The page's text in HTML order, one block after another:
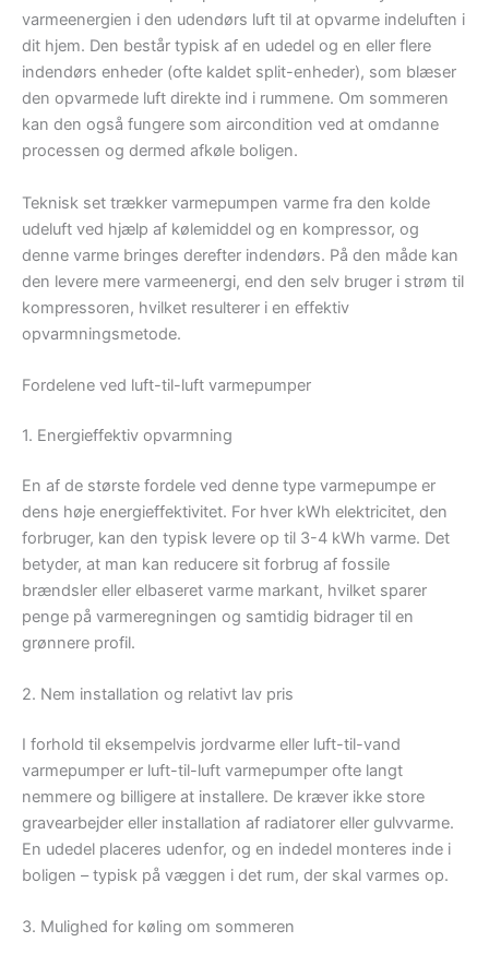
varmeenergien i den udendørs luft til at opvarme indeluften i
dit hjem. Den består typisk af en udedel og en eller flere
indendørs enheder (ofte kaldet split-enheder), som blæser
den opvarmede luft direkte ind i rummene. Om sommeren
kan den også fungere som aircondition ved at omdanne
processen og dermed afkøle boligen.
Teknisk set trækker varmepumpen varme fra den kolde
udeluft ved hjælp af kølemiddel og en kompressor, og
denne varme bringes derefter indendørs. På den måde kan
den levere mere varmeenergi, end den selv bruger i strøm til
kompressoren, hvilket resulterer i en effektiv
opvarmningsmetode.
Fordelene ved luft-til-luft varmepumper
1. Energieffektiv opvarmning
En af de største fordele ved denne type varmepumpe er
dens høje energieffektivitet. For hver kWh elektricitet, den
forbruger, kan den typisk levere op til 3-4 kWh varme. Det
betyder, at man kan reducere sit forbrug af fossile
brændsler eller elbaseret varme markant, hvilket sparer
penge på varmeregningen og samtidig bidrager til en
grønnere profil.
2. Nem installation og relativt lav pris
I forhold til eksempelvis jordvarme eller luft-til-vand
varmepumper er luft-til-luft varmepumper ofte langt
nemmere og billigere at installere. De kræver ikke store
gravearbejder eller installation af radiatorer eller gulvvarme.
En udedel placeres udenfor, og en indedel monteres inde i
boligen – typisk på væggen i det rum, der skal varmes op.
3. Mulighed for køling om sommeren